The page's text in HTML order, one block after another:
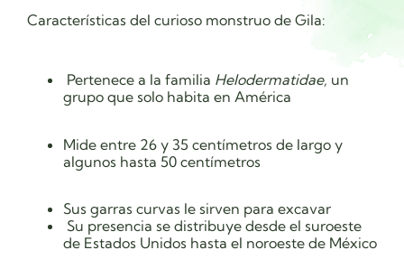
Características del curioso monstruo de Gila:
Pertenece a la familia Helodermatidae, un
grupo que solo habita en América
Mide entre 26 y 35 centímetros de largo y
algunos hasta 50 centímetros
Sus garras curvas le sirven para excavar
Su presencia se distribuye desde el suroeste
de Estados Unidos hasta el noroeste de México